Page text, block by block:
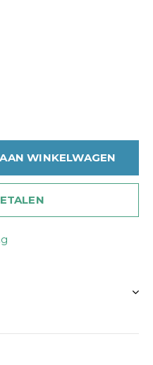
WINKELWAGEN